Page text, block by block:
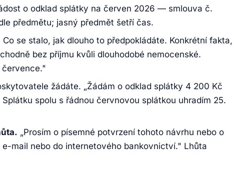
o odklad splátky na červen 2026 — smlouva č.
předmětu; jasný předmět šetří čas.
Co se stalo, jak dlouho to předpokládáte. Konkrétní fakta,
bez příjmu kvůli dlouhodobé nemocenské.
července."
žádáte. „Žádám o odklad splátky 4 200 Kč
spolu s řádnou červnovou splátkou uhradím 25.
„Prosím o písemné potvrzení tohoto návrhu nebo o
mail nebo do internetového bankovnictví." Lhůta